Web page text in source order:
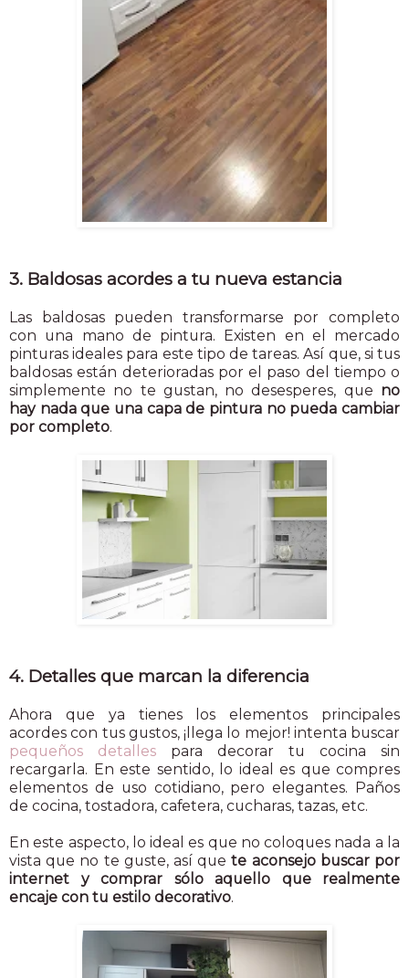
3. Baldosas acordes a tu nueva estancia
Las baldosas pueden transformarse por completo
con una mano de pintura. Existen en el mercado
pinturas ideales para este tipo de tareas. Así que, si tus
baldosas están deterioradas por el paso del tiempo o
simplemente no te gustan, no desesperes, que no
hay nada que una capa de pintura no pueda cambiar
por completo.
4. Detalles que marcan la diferencia
Ahora que ya tienes los elementos principales
acordes con tus gustos, ¡llega lo mejor! intenta buscar
pequeños detalles para decorar tu cocina sin
recargarla. En este sentido, lo ideal es que compres
elementos de uso cotidiano, pero elegantes. Paños
de cocina, tostadora, cafetera, cucharas, tazas, etc.
En este aspecto, lo ideal es que no coloques nada a la
vista que no te guste, así quete aconsejo buscar por
internet y comprar sólo aquello que realmente
encaje con tu estilo decorativo.